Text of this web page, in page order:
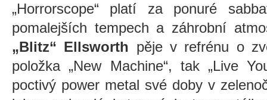
„Horrorscope“ platí za ponuré
pomalejších tempech a záhrobní
„Blitz“ Ellsworth pěje v refrénu o
položka „New Machine“, tak „Live
poctivý power metal své doby v